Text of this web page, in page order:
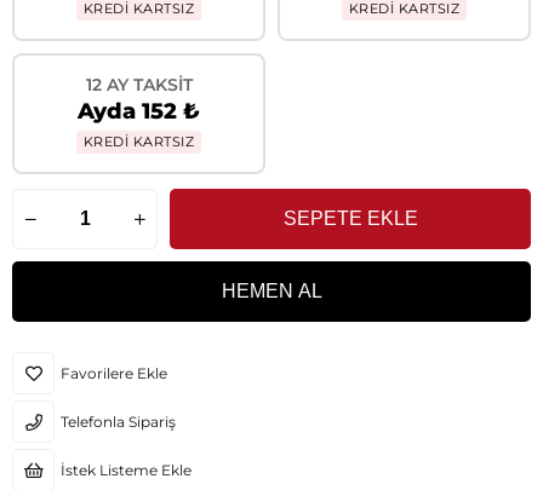
KREDİ KARTSIZ KREDİ KARTSIZ
12 AY TAKSIT
Ayda 152 ₺
KREDİ KARTSIZ
Favorilere Ekle
Telefonla Sipariş
İstek Listeme Ekle